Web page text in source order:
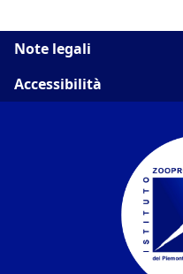
Note legali
Accessibilità